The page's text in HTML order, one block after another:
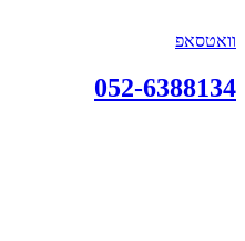
וואטסאפ
052-6388134